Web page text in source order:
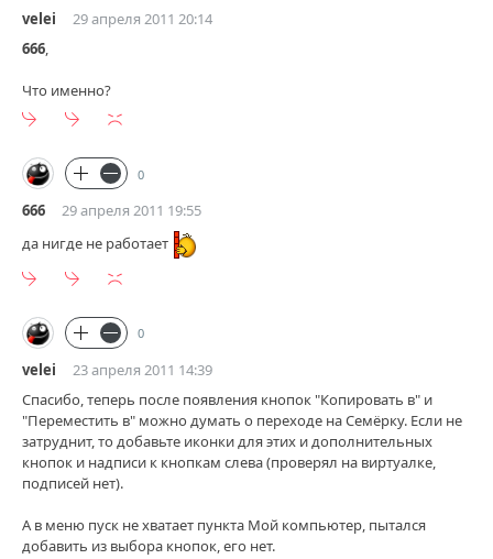
velei
29 апреля 2011 20:14
666,
Что именно?
0
666
29 апреля 2011 19:55
да нигде не работает
0
velei
23 апреля 2011 14:39
Спасибо, теперь после появления кнопок "Копировать в" и
"Переместить в" можно думать о переходе на Семёрку. Если не
затруднит, то добавьте иконки для этих и дополнительных
кнопок и надписи к кнопкам слева (проверял на виртуалке,
подписей нет).
А в меню пуск не хватает пункта Мой компьютер, пытался
добавить из выбора кнопок, его нет.